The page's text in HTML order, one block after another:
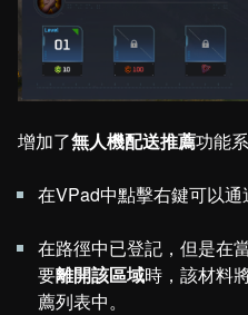
增加了無人機配送推薦功能系
在VPad中點擊右鍵可以通
在路徑中已登記，但是在
要離開該區域時，該材料
薦列表中。